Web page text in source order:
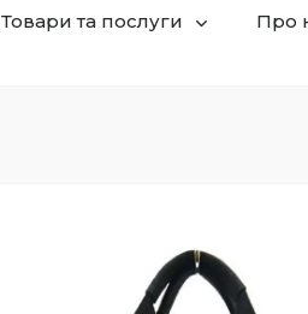
Товари та послуги Про